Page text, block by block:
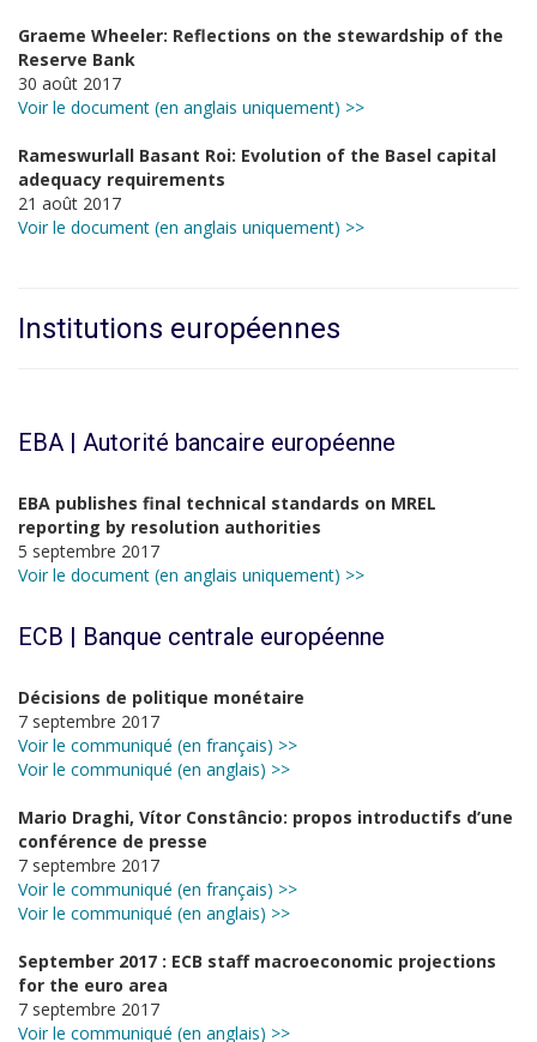
Graeme Wheeler: Reflections on the stewardship of the
Reserve Bank
30 août 2017
Voir le document (en anglais uniquement) >>
Rameswurlall Basant Roi: Evolution of the Basel capital
adequacy requirements
21 août 2017
Voir le document (en anglais uniquement) >>
Institutions européennes
EBA | Autorité bancaire européenne
EBA publishes final technical standards on MREL
reporting by resolution authorities
5 septembre 2017
Voir le document (en anglais uniquement) >>
ECB | Banque centrale européenne
Décisions de politique monétaire
7 septembre 2017
Voir le communiqué (en français) >>
Voir le communiqué (en anglais) >>
Mario Draghi, Vítor Constâncio: propos introductifs d’une
conférence de presse
7 septembre 2017
Voir le communiqué (en français) >>
Voir le communiqué (en anglais) >>
September 2017 : ECB staff macroeconomic projections
for the euro area
7 septembre 2017
Voir le communiqué (en anglais) >>